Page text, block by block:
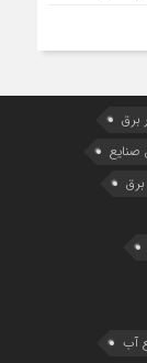
برق
صنایع
برق
آب